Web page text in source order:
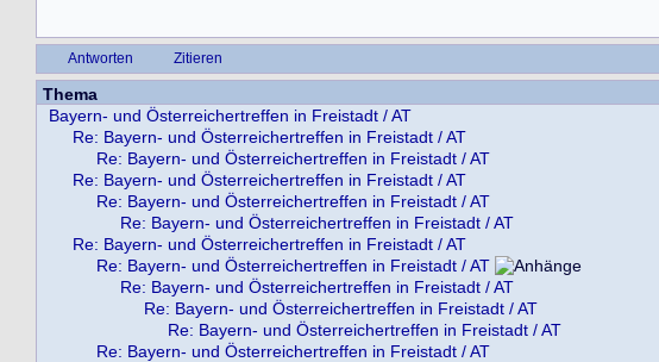
Antworten Zitieren
Thema
Bayern- und Österreichertreffen in Freistadt / AT
Re: Bayern- und Österreichertreffen in Freistadt / AT
Re: Bayern- und Österreichertreffen in Freistadt / AT
Re: Bayern- und Österreichertreffen in Freistadt / AT
Re: Bayern- und Österreichertreffen in Freistadt / AT
Re: Bayern- und Österreichertreffen in Freistadt / AT
Re: Bayern- und Österreichertreffen in Freistadt / AT
Re: Bayern- und Österreichertreffen in Freistadt / AT
Re: Bayern- und Österreichertreffen in Freistadt / AT
Re: Bayern- und Österreichertreffen in Freistadt / AT
Re: Bayern- und Österreichertreffen in Freistadt / AT
Re: Bayern- und Österreichertreffen in Freistadt / AT